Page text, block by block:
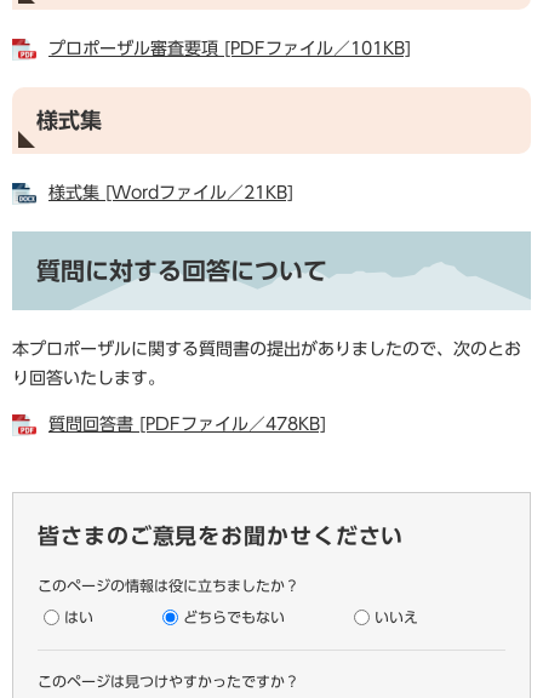
プロポーザル審査要項 [PDFファイル／101KB]
様式集
様式集 [Wordファイル／21KB]
質問に対する回答について
本プロポーザルに関する質問書の提出がありましたので、次のとお
り回答いたします。
質問回答書 [PDFファイル／478KB]
皆さまのご意見をお聞かせください
このページの情報は役に立ちましたか？
はい どちらでもない いいえ
このページは見つけやすかったですか？